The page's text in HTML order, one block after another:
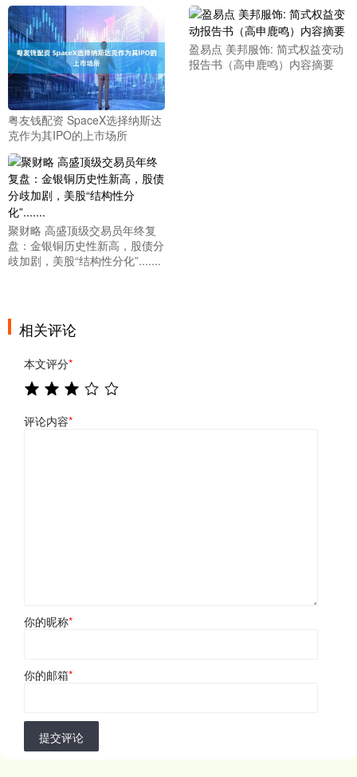
粤友钱配资 SpaceX选择纳斯达
克作为其IPO的上市场所
盈易点 美邦服饰: 简式权益变动
报告书（高申鹿鸣）内容摘要
聚财略 高盛顶级交易员年终复
盘：金银铜历史性新高，股债分
歧加剧，美股“结构性分化”.......
相关评论
本文评分*
评论内容*
你的昵称*
你的邮箱*
提交评论